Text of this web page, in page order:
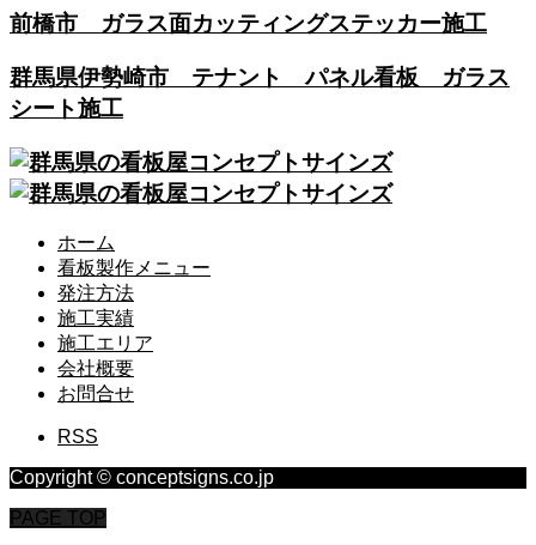
前橋市 ガラス面カッティングステッカー施工
群馬県伊勢崎市 テナント パネル看板 ガラス
シート施工
ホーム
看板製作メニュー
発注方法
施工実績
施工エリア
会社概要
お問合せ
RSS
Copyright © conceptsigns.co.jp
PAGE TOP